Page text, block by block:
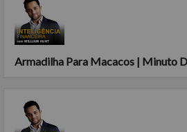
Armadilha Para Macacos | Minuto